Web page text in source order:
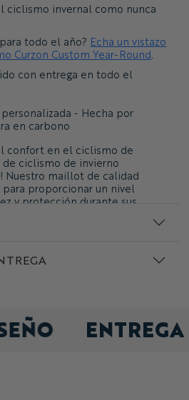
ciclismo invernal como nunca
todo el año? Echa un vistazo
Curzon Custom Year-Round.
con entrega en todo el
- Hecha por
en carbono
confort en el ciclismo de
ciclismo de invierno
Nuestro maillot de calidad
proporcionar un nivel
y protección durante sus
confeccionado con tejido de
que proporciona un ligero
del tiempo. Es el compañero
de condiciones climáticas, lo
hombros, los colores del
logotipos y texto,